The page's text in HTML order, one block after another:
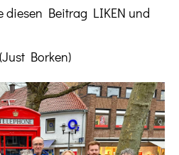
diesen Beitrag LIKEN und
(Just Borken)